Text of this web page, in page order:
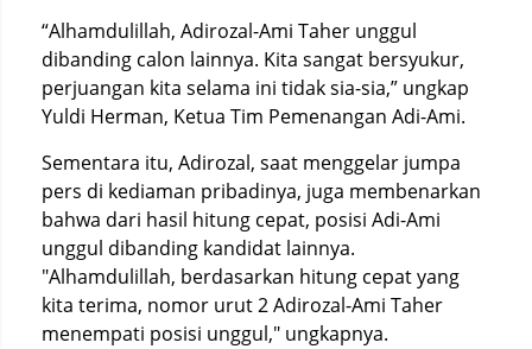
“Alhamdulillah, Adirozal-Ami Taher unggul
dibanding calon lainnya. Kita sangat bersyukur,
perjuangan kita selama ini tidak sia-sia,” ungkap
Yuldi Herman, Ketua Tim Pemenangan Adi-Ami.
Sementara itu, Adirozal, saat menggelar jumpa
pers di kediaman pribadinya, juga membenarkan
bahwa dari hasil hitung cepat, posisi Adi-Ami
unggul dibanding kandidat lainnya.
"Alhamdulillah, berdasarkan hitung cepat yang
kita terima, nomor urut 2 Adirozal-Ami Taher
menempati posisi unggul," ungkapnya.